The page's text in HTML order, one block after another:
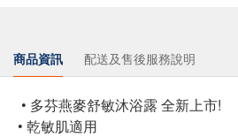
商品資訊 配送及售後服務說明
• 多芬燕麥舒敏沐浴露 全新上市!
• 乾敏肌適用